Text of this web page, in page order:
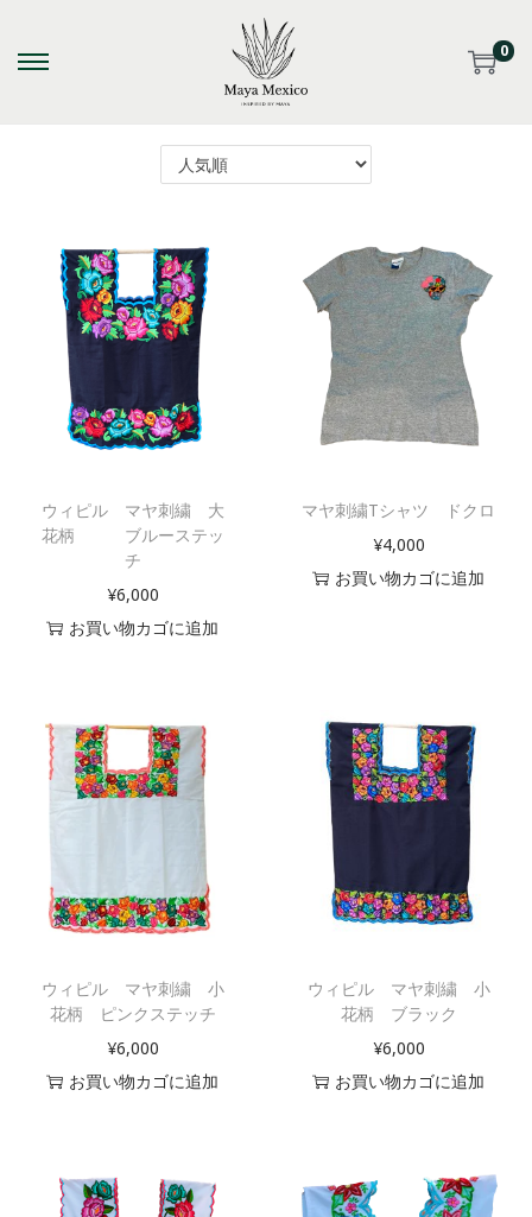
S
k
i
S
k
i
0
ウィピル マヤ刺繍 大
花柄 ブルーステッ
チ
¥6,000
お買い物カゴに追加
マヤ刺繍Tシャツ ドクロ
¥4,000
お買い物カゴに追加
ウィピル マヤ刺繍 小
花柄 ピンクステッチ
¥6,000
お買い物カゴに追加
ウィピル マヤ刺繍 小
花柄 ブラック
¥6,000
お買い物カゴに追加